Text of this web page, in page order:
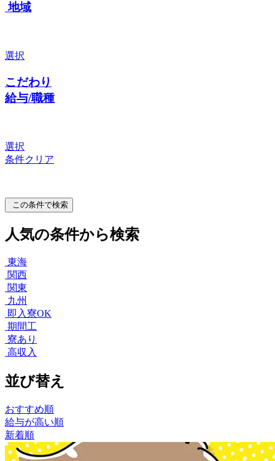
地域
選択
こだわり
給与/職種
選択
条件クリア
この条件で検索
人気の条件から検索
東海
関西
関東
九州
即入寮OK
期間工
寮あり
高収入
並び替え
おすすめ順
給与が高い順
新着順